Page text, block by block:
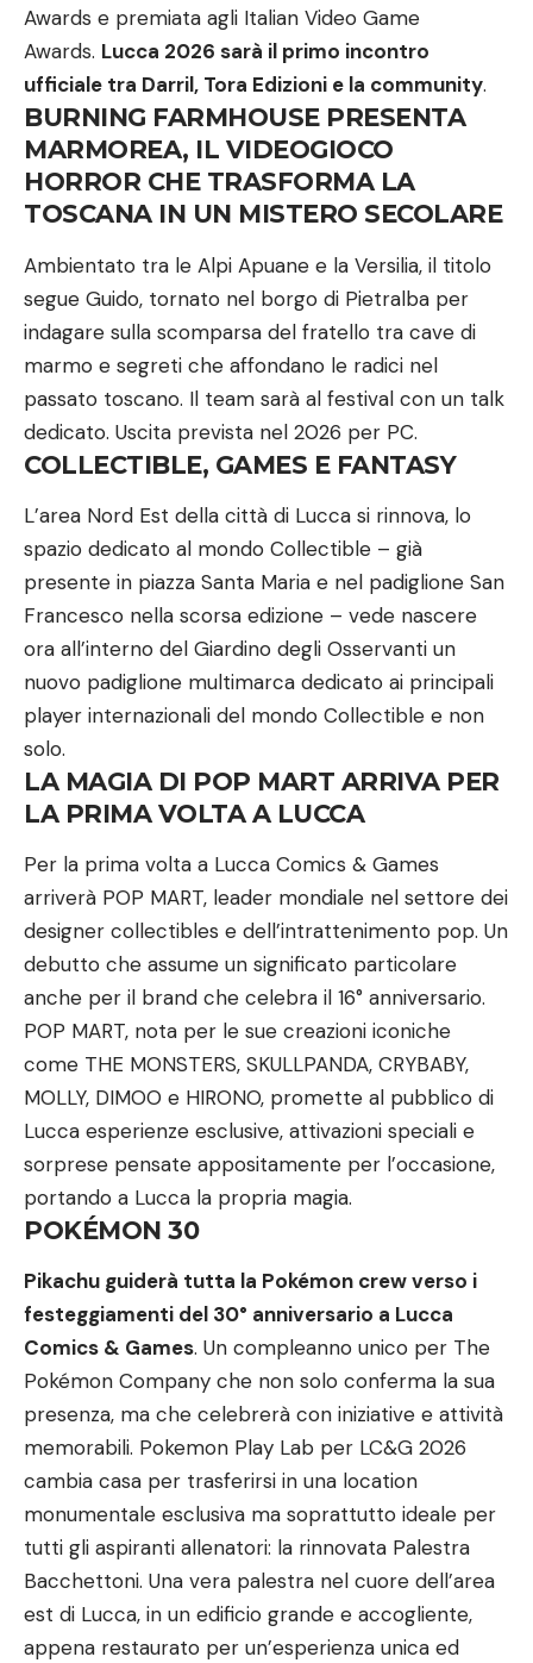
Awards e premiata agli Italian Video Game
Awards. Lucca 2026 sarà il primo incontro
ufficiale tra Darril, Tora Edizioni e la community.
BURNING FARMHOUSE PRESENTA
MARMOREA, IL VIDEOGIOCO
HORROR CHE TRASFORMA LA
TOSCANA IN UN MISTERO SECOLARE
Ambientato tra le Alpi Apuane e la Versilia, il titolo
segue Guido, tornato nel borgo di Pietralba per
indagare sulla scomparsa del fratello tra cave di
marmo e segreti che affondano le radici nel
passato toscano. Il team sarà al festival con un talk
dedicato. Uscita prevista nel 2026 per PC.
COLLECTIBLE, GAMES E FANTASY
L’area Nord Est della città di Lucca si rinnova, lo
spazio dedicato al mondo Collectible – già
presente in piazza Santa Maria e nel padiglione San
Francesco nella scorsa edizione – vede nascere
ora all’interno del Giardino degli Osservanti un
nuovo padiglione multimarca dedicato ai principali
player internazionali del mondo Collectible e non
solo.
LA MAGIA DI POP MART ARRIVA PER
LA PRIMA VOLTA A LUCCA
Per la prima volta a Lucca Comics & Games
arriverà POP MART, leader mondiale nel settore dei
designer collectibles e dell’intrattenimento pop. Un
debutto che assume un significato particolare
anche per il brand che celebra il 16° anniversario.
POP MART, nota per le sue creazioni iconiche
come THE MONSTERS, SKULLPANDA, CRYBABY,
MOLLY, DIMOO e HIRONO, promette al pubblico di
Lucca esperienze esclusive, attivazioni speciali e
sorprese pensate appositamente per l’occasione,
portando a Lucca la propria magia.
POKÉMON 30
Pikachu guiderà tutta la Pokémon crew verso i
festeggiamenti del 30° anniversario a Lucca
Comics & Games. Un compleanno unico per The
Pokémon Company che non solo conferma la sua
presenza, ma che celebrerà con iniziative e attività
memorabili. Pokemon Play Lab per LC&G 2026
cambia casa per trasferirsi in una location
monumentale esclusiva ma soprattutto ideale per
tutti gli aspiranti allenatori: la rinnovata Palestra
Bacchettoni. Una vera palestra nel cuore dell’area
est di Lucca, in un edificio grande e accogliente,
appena restaurato per un’esperienza unica ed